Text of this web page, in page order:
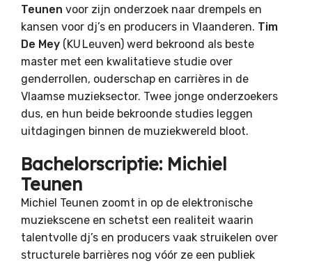
Teunen voor zijn onderzoek naar drempels en
kansen voor dj’s en producers in Vlaanderen. Tim
De Mey (KU Leuven) werd bekroond als beste
master met een kwalitatieve studie over
genderrollen, ouderschap en carrières in de
Vlaamse muzieksector. Twee jonge onderzoekers
dus, en hun beide bekroonde studies leggen
uitdagingen binnen de muziekwereld bloot.
Bachelorscriptie: Michiel
Teunen
Michiel Teunen zoomt in op de elektronische
muziekscene en schetst een realiteit waarin
talentvolle dj’s en producers vaak struikelen over
structurele barrières nog vóór ze een publiek